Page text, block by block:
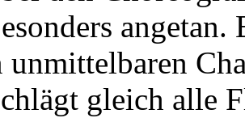
unmittelbaren
gleich alle